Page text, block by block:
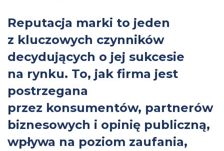
Reputacja marki to jeden
z kluczowych czynników
decydujących o jej sukcesie
na rynku. To, jak firma jest
postrzegana
przez konsumentów, partnerów
biznesowych i opinię publiczną,
wpływa na poziom zaufania,